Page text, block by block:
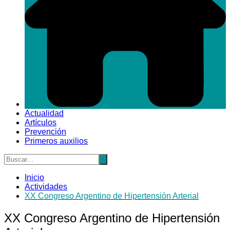
Actualidad
Artículos
Prevención
Primeros auxilios
Inicio
Actividades
XX Congreso Argentino de Hipertensión Arterial
XX Congreso Argentino de Hipertensión